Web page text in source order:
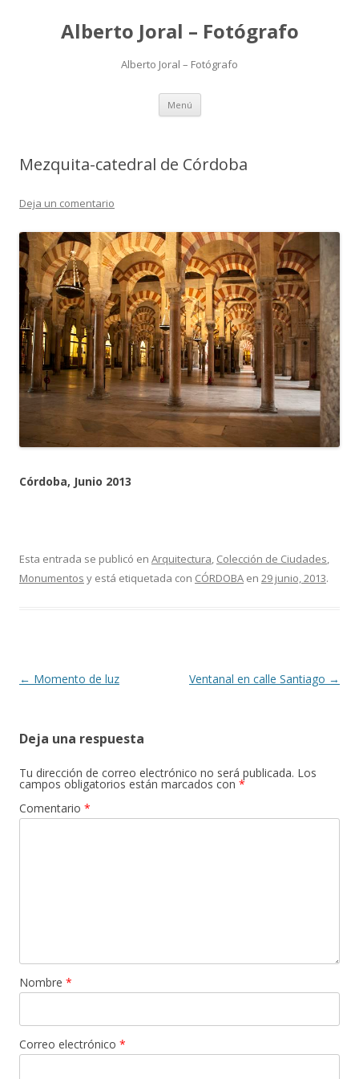
Alberto Joral – Fotógrafo
Alberto Joral – Fotógrafo
Menú Saltar
contenido
Mezquita-catedral de Córdoba
Deja un comentario
Córdoba, Junio 2013
Esta entrada se publicó en Arquitectura, Colección de Ciudades,
Monumentos y está etiquetada con CÓRDOBA en 29 junio, 2013.
Navegación
← Momento de luz Ventanal en calle Santiago →
Deja una respuesta
Tu dirección de correo electrónico no será publicada. Los
campos obligatorios están marcados con *
Comentario *
Nombre *
Correo electrónico *